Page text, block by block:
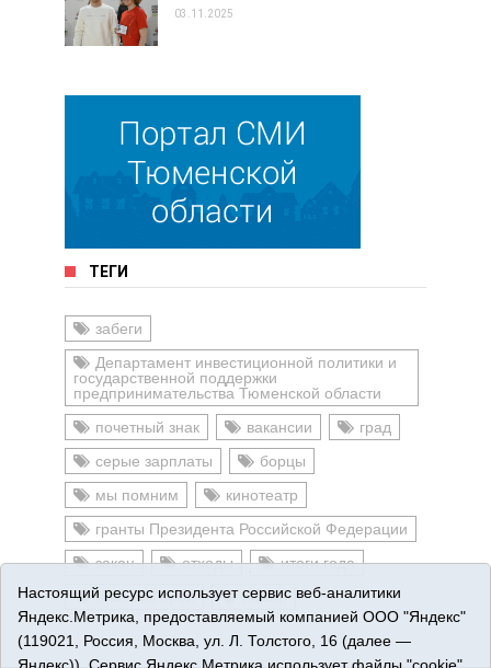
03.11.2025
ТЕГИ
забеги
Департамент инвестиционной политики и
государственной поддержки
предпринимательства Тюменской области
почетный знак
вакансии
град
серые зарплаты
борцы
мы помним
кинотеатр
гранты Президента Российской Федерации
закон
отходы
итоги года
#КазакиГерои
пожар
Настоящий ресурс использует сервис веб-аналитики
Яндекс.Метрика, предоставляемый компанией ООО "Яндекс"
(119021, Россия, Москва, ул. Л. Толстого, 16 (далее —